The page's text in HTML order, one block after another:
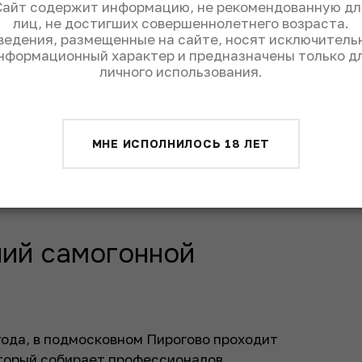
потребления крепкого алкоголя было
РБК.
самодельного алкоголя практически
что занимаются самогоноварением, а
пункты, где проживает менее
местности самогоноварение
сообщали, что по оценкам
порядка 1,5 млн самогонных
самогонной
в подмосковном Пирогово проходит
содержит информацию, не рекомендованную
лиц, не достигших совершеннолетнего возраста.
размещенные на сайте, носят
характер и предназначены только
личного использования.
МНЕ ИСПОЛНИЛОСЬ 18 ЛЕТ